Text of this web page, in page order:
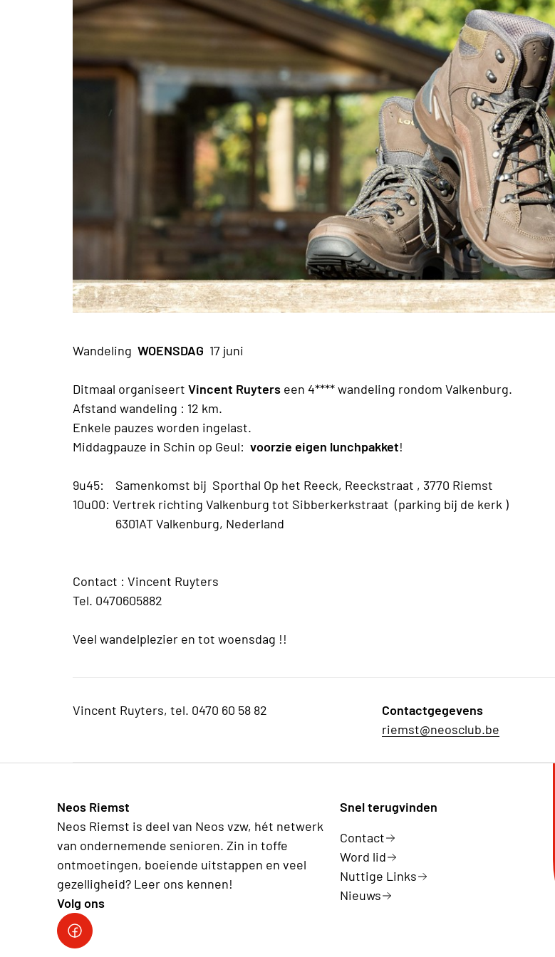
Wandeling WOENSDAG 17 juni
Ditmaal organiseert Vincent Ruyters een 4**** wandeling rondom Valkenburg.
Afstand wandeling : 12 km.
Enkele pauzes worden ingelast.
Middagpauze in Schin op Geul: voorzie eigen lunchpakket!
9u45: Samenkomst bij Sporthal Op het Reeck, Reeckstraat , 3770 Riemst
10u00: Vertrek richting Valkenburg tot Sibberkerkstraat (parking bij de kerk )
6301AT Valkenburg, Nederland
Contact : Vincent Ruyters
Tel. 0470605882
Veel wandelplezier en tot woensdag !!
Vincent Ruyters, tel. 0470 60 58 82
Contactgegevens
riemst@neosclub.be
Neos Riemst
Neos Riemst is deel van Neos vzw, hét netwerk
van ondernemende senioren. Zin in toffe
ontmoetingen, boeiende uitstappen en veel
gezelligheid? Leer ons kennen!
Volg ons
Neos Riemst
Snel terugvinden
Contact
Word lid
Nuttige Links
Nieuws